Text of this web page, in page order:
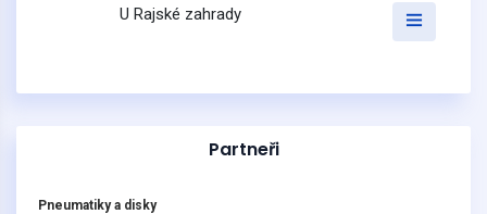
U Rajské zahrady
Partneři
Pneumatiky a disky